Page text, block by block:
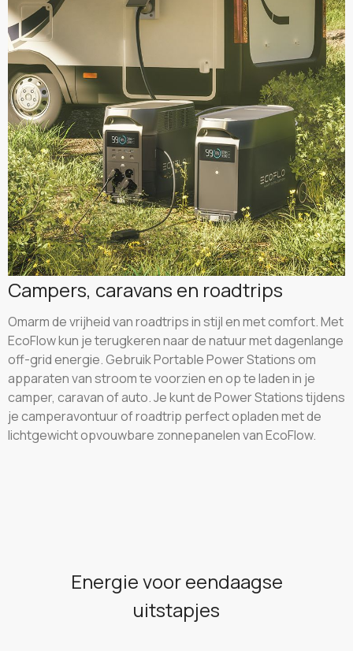
Campers, caravans en roadtrips
Omarm de vrijheid van roadtrips in stijl en met comfort. Met
EcoFlow kun je terugkeren naar de natuur met dagenlange
off-grid energie. Gebruik Portable Power Stations om
apparaten van stroom te voorzien en op te laden in je
camper, caravan of auto. Je kunt de Power Stations tijdens
je camperavontuur of roadtrip perfect opladen met de
lichtgewicht opvouwbare zonnepanelen van EcoFlow.
Energie voor eendaagse
uitstapjes